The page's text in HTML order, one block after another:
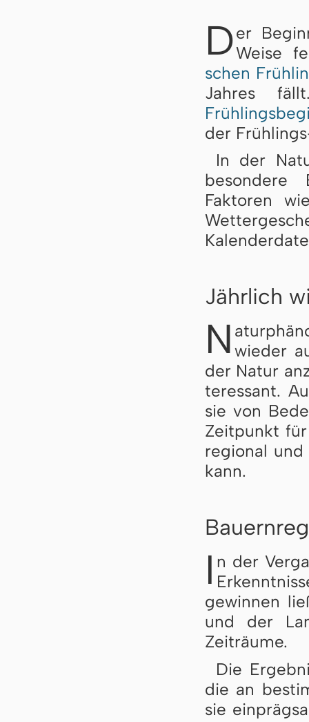
Der
Weise
schen
Jahres
der
In der
besondere
Faktoren
Jährlich
N wieder
der Natur
ter­es­sant.
sie von
Zeitpunkt
regional
kann.
I n der
gewinnen
und der
Zeiträume.
Die
die an
sie